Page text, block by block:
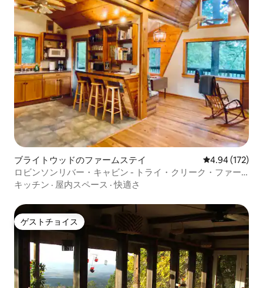
ブライトウッドのファームステイ レビュー172
4.94 (172)
ロビンソンリバー・キャビン - トライ・クリーク・ファー
ム
キッチン · 屋内スペース ·快適さ
ゲストチョイス
ゲストチョイス